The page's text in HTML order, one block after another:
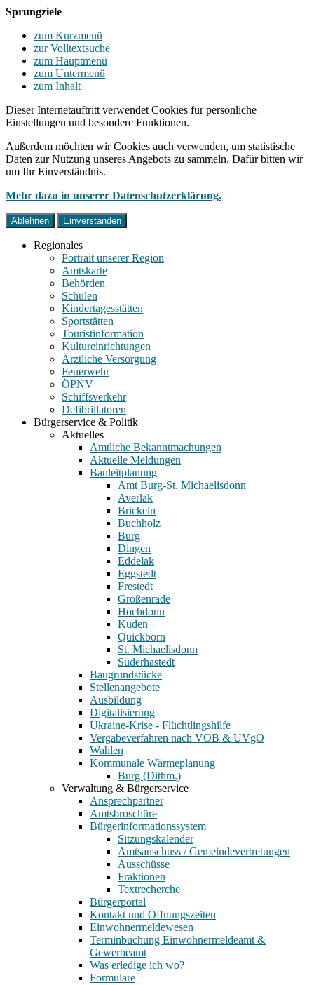
Sprungziele
zum Kurzmenü
zur Volltextsuche
zum Hauptmenü
zum Untermenü
zum Inhalt
Dieser Internetauftritt verwendet Cookies für persönliche
Einstellungen und besondere Funktionen.
Außerdem möchten wir Cookies auch verwenden, um statistische
Daten zur Nutzung unseres Angebots zu sammeln. Dafür bitten wir
um Ihr Einverständnis.
Mehr dazu in unserer Datenschutzerklärung.
Ablehnen Einverstanden
Regionales
Portrait unserer Region
Amtskarte
Behörden
Schulen
Kindertagesstätten
Sportstätten
Touristinformation
Kultureinrichtungen
Ärztliche Versorgung
Feuerwehr
ÖPNV
Schiffsverkehr
Defibrillatoren
Bürgerservice & Politik
Aktuelles
Amtliche Bekanntmachungen
Aktuelle Meldungen
Bauleitplanung
Amt Burg-St. Michaelisdonn
Averlak
Brickeln
Buchholz
Burg
Dingen
Eddelak
Eggstedt
Frestedt
Großenrade
Hochdonn
Kuden
Quickborn
St. Michaelisdonn
Süderhastedt
Baugrundstücke
Stellenangebote
Ausbildung
Digitalisierung
Ukraine-Krise - Flüchtlingshilfe
Vergabeverfahren nach VOB & UVgO
Wahlen
Kommunale Wärmeplanung
Burg (Dithm.)
Verwaltung & Bürgerservice
Ansprechpartner
Amtsbroschüre
Bürgerinformationssystem
Sitzungskalender
Amtsauschuss / Gemeindevertretungen
Ausschüsse
Fraktionen
Textrecherche
Bürgerportal
Kontakt und Öffnungszeiten
Einwohnermeldewesen
Terminbuchung Einwohnermeldeamt &
Gewerbeamt
Was erledige ich wo?
Formulare